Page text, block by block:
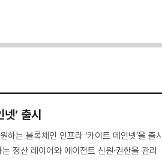
’ 출시
는 블록체인 인프라 ‘카이트 메인넷’을 출시
정산 레이어와 에이전트 신원·권한을 관리